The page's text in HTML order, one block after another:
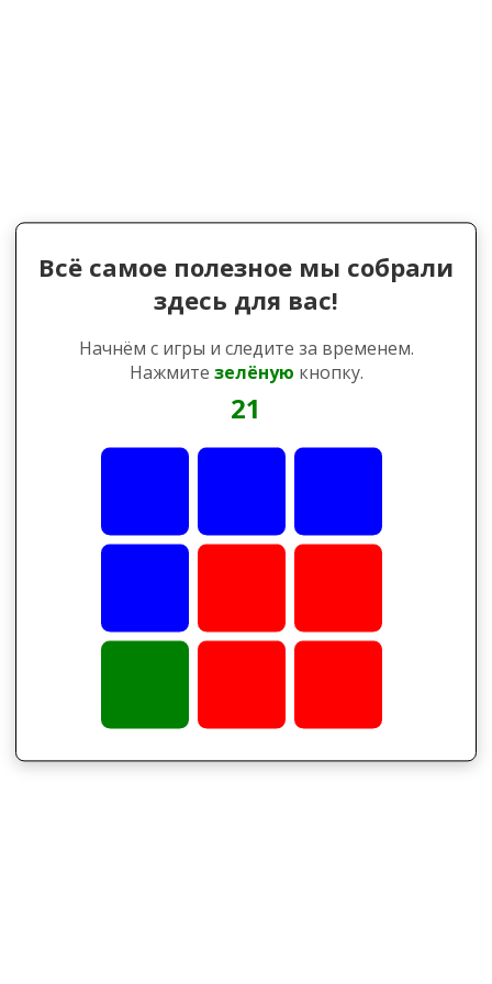
Всё самое полезное мы собрали
здесь для вас!
Начнём с игры и следите за временем.
Нажмите зелёную кнопку.
21